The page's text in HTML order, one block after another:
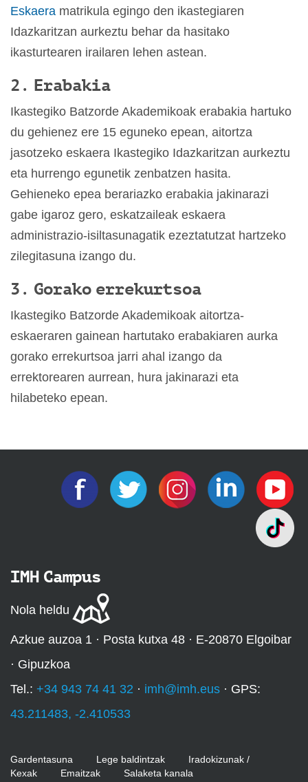
Eskaera matrikula egingo den ikastegiaren
Idazkaritzan aurkeztu behar da hasitako
ikasturtearen irailaren lehen astean.
2. Erabakia
Ikastegiko Batzorde Akademikoak erabakia hartuko
du gehienez ere 15 eguneko epean, aitortza
jasotzeko eskaera Ikastegiko Idazkaritzan aurkeztu
eta hurrengo egunetik zenbatzen hasita.
Gehieneko epea berariazko erabakia jakinarazi
gabe igaroz gero, eskatzaileak eskaera
administrazio-isiltasunagatik ezeztatutzat hartzeko
zilegitasuna izango du.
3. Gorako errekurtsoa
Ikastegiko Batzorde Akademikoak aitortza-
eskaeraren gainean hartutako erabakiaren aurka
gorako errekurtsoa jarri ahal izango da
errektorearen aurrean, hura jakinarazi eta
hilabeteko epean.
IMH Campus
Nola heldu
Azkue auzoa 1 · Posta kutxa 48 · E-20870 Elgoibar
· Gipuzkoa
Tel.: +34 943 74 41 32 · imh@imh.eus · GPS:
43.211483, -2.410533
Gardentasuna Lege baldintzak
Iradokizunak /
Kexak
Emaitzak Salaketa kanala